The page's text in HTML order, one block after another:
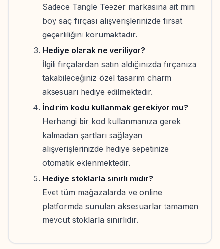
Sadece Tangle Teezer markasına ait mini
boy saç fırçası alışverişlerinizde fırsat
geçerliliğini korumaktadır.
Hediye olarak ne veriliyor?
İlgili fırçalardan satın aldığınızda fırçanıza
takabileceğiniz özel tasarım charm
aksesuarı hediye edilmektedir.
İndirim kodu kullanmak gerekiyor mu?
Herhangi bir kod kullanmanıza gerek
kalmadan şartları sağlayan
alışverişlerinizde hediye sepetinize
otomatik eklenmektedir.
Hediye stoklarla sınırlı mıdır?
Evet tüm mağazalarda ve online
platformda sunulan aksesuarlar tamamen
mevcut stoklarla sınırlıdır.